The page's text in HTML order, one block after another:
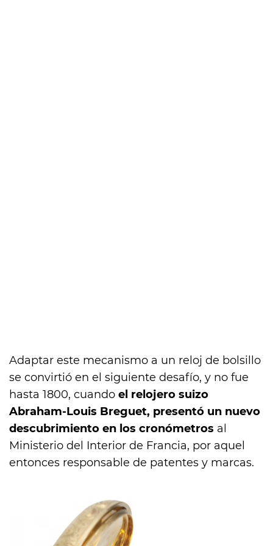
Adaptar este mecanismo a un reloj de bolsillo
se convirtió en el siguiente desafío, y no fue
hasta 1800, cuando el relojero suizo
Abraham-Louis Breguet, presentó un nuevo
descubrimiento en los cronómetros al
Ministerio del Interior de Francia, por aquel
entonces responsable de patentes y marcas.